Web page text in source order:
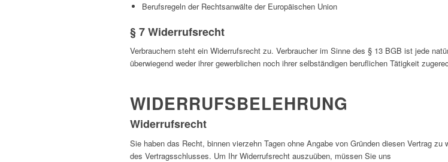
Berufsregeln der Rechtsanwälte der Europäischen Union
§ 7 Widerrufsrecht
Verbrauchern steht ein Widerrufsrecht zu. Verbraucher im Sinne des § 13 BGB ist jede
überwiegend weder ihrer gewerblichen noch ihrer selbständigen beruflichen Tätigkeit
WIDERRUFSBELEHRUNG
Widerrufsrecht
Sie haben das Recht, binnen vierzehn Tagen ohne Angabe von Gründen diesen Vertrag
des Vertragsschlusses. Um Ihr Widerrufsrecht auszuüben, müssen Sie uns